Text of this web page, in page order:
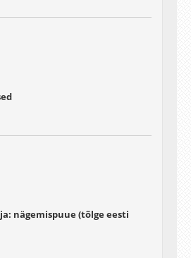
nägemispuue (tõlge eesti